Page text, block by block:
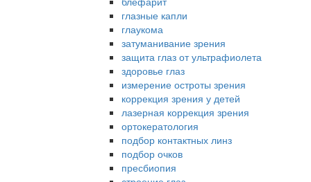
глазные капли
глаукома
затуманивание зрения
защита глаз от ультрафиолета
здоровье глаз
измерение остроты зрения
коррекция зрения у детей
лазерная коррекция зрения
ортокератология
подбор контактных линз
подбор очков
пресбиопия